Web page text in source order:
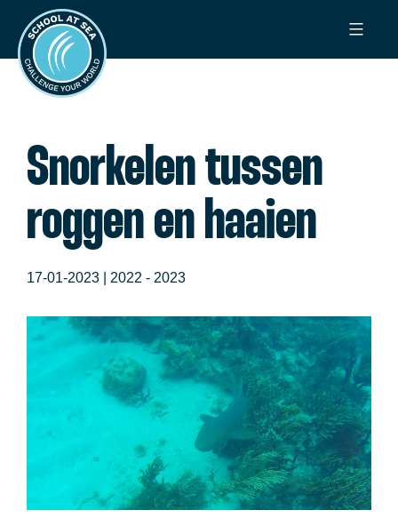
naar
inhoud
School
at
Sea
Snorkelen tussen
roggen en haaien
17-01-2023 | 2022 - 2023